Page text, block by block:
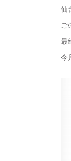
仙
ご
最
今